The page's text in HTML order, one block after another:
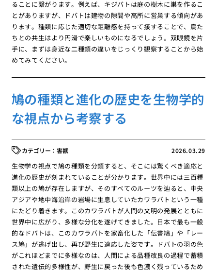
ることに繋がります。例えば、キジバトは庭の樹木に巣を作るこ
とがありますが、ドバトは建物の隙間や高所に営巣する傾向があ
ります。種類に応じた適切な距離感を持って接することで、鳥た
ちとの共生はより円滑で楽しいものになるでしょう。双眼鏡を片
手に、まずは身近な二種類の違いをじっくり観察することから始
めてみてください。
鳩の種類と進化の歴史を生物学的
な視点から考察する
2026.03.29
害獣
生物学の視点で鳩の種類を分類すると、そこには驚くべき適応と
進化の歴史が刻まれていることが分かります。世界中には三百種
類以上の鳩が存在しますが、そのすべてのルーツを辿ると、中央
アジアや地中海沿岸の岩場に生息していたカワラバトという一種
にたどり着きます。このカワラバトが人間の文明の発展とともに
世界中に広がり、多様な分化を遂げてきました。日本で最も一般
的なドバトは、このカワラバトを家畜化した「伝書鳩」や「レー
ス鳩」が逃げ出し、再び野生に適応した姿です。ドバトの羽の色
がこれほどまでに多様なのは、人間による品種改良の過程で蓄積
された遺伝的多様性が、野生に戻った後も色濃く残っているため